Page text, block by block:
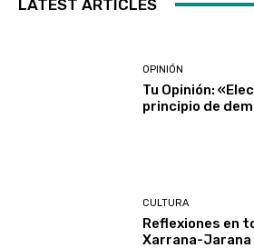
LATEST ARTICLES
OPINIÓN
Tu Opinión:
principio de
CULTURA
Reflexiones en
Xarrana-Jarana